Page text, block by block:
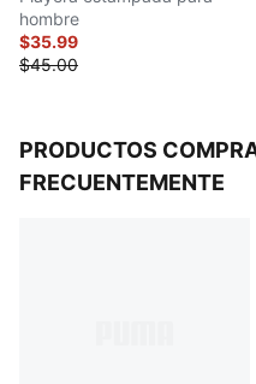
hombre
$35.99
$45.00
PRODUCTOS
FRECUENTEMENTE